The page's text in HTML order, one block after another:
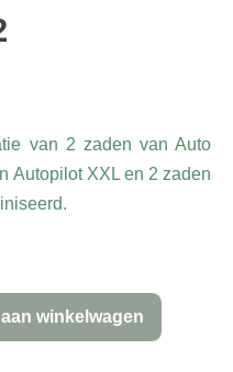
van 2 zaden van Auto
Autopilot XXL en 2 zaden
winkelwagen